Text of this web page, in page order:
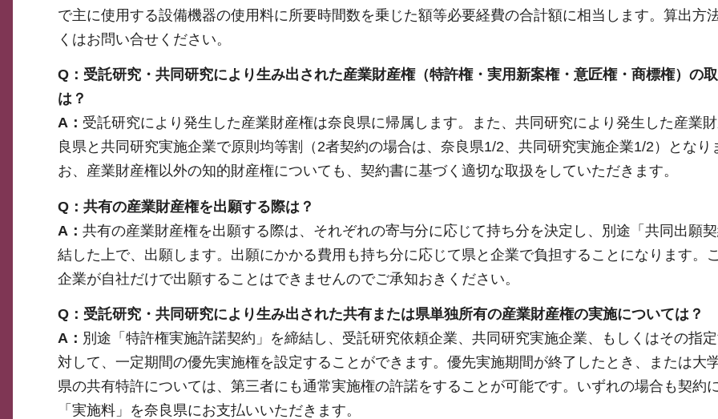
で主に使用する設備機器の使用料に所要時間数を乗じた額等必要経費の合計額に相当します。算出方
くはお問い合せください。
Q：受託研究・共同研究により生み出された産業財産権（特許権・実用新案権・意匠権・商標権）の
は？
A： 受託研究により発生した産業財産権は奈良県に帰属します。また、共同研究により発生した産業
良県と共同研究実施企業で原則均等割（2者契約の場合は、奈良県1/2、共同研究実施企業1/2）となり
お、産業財産権以外の知的財産権についても、契約書に基づく適切な取扱をしていただきます。
Q：共有の産業財産権を出願する際は？
A： 共有の産業財産権を出願する際は、それぞれの寄与分に応じて持ち分を決定し、別途「共同出願
結した上で、出願します。出願にかかる費用も持ち分に応じて県と企業で負担することになります。こ
企業が自社だけで出願することはできませんのでご承知おきください。
Q：受託研究・共同研究により生み出された共有または県単独所有の産業財産権の実施については？
A： 別途「特許権実施許諾契約」を締結し、受託研究依頼企業、共同研究実施企業、もしくはその指
対して、一定期間の優先実施権を設定することができます。優先実施期間が終了したとき、または大
県の共有特許については、第三者にも通常実施権の許諾をすることが可能です。いずれの場合も契約
「実施料」を奈良県にお支払いいただきます。